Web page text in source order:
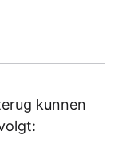
kunnen